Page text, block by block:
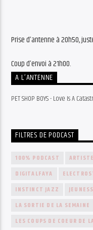
Prise d’antenne à 20h50,
Coup d’envoi à 21h00.
A L’ANTENNE
PET SHOP BOYS - Love Is A
FILTRES DE PODCAST
100% PODCAST ARTISTE
DIGITALFAYA
INSTINCT JAZZ
LA SORTIE DE LA SEMAINE
LES COUPS DE COEUR DE